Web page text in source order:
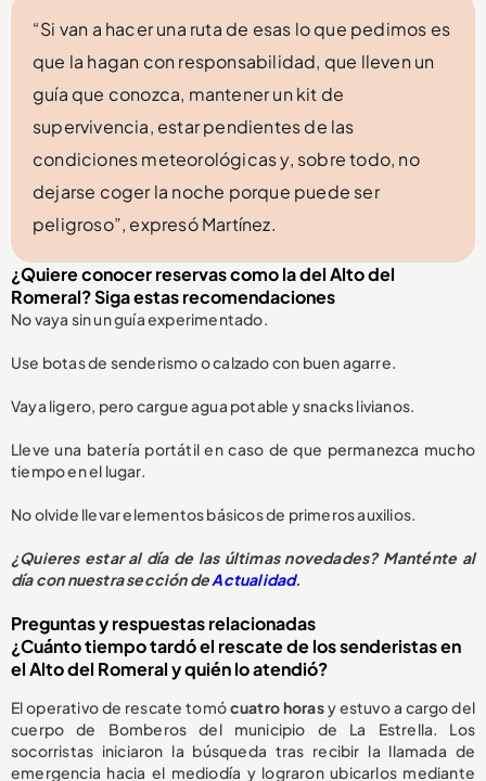
“Si van a hacer una ruta de esas lo que pedimos es
que la hagan con responsabilidad, que lleven un
guía que conozca, mantener un kit de
supervivencia, estar pendientes de las
condiciones meteorológicas y, sobre todo, no
dejarse coger la noche porque puede ser
peligroso”, expresó Martínez.
¿Quiere conocer reservas como la del Alto del
Romeral? Siga estas recomendaciones
No vaya sin un guía experimentado.
Use botas de senderismo o calzado con buen agarre.
Vaya ligero, pero cargue agua potable y snacks livianos.
Lleve una batería portátil en caso de que permanezca mucho
tiempo en el lugar.
No olvide llevar elementos básicos de primeros auxilios.
¿Quieres estar al día de las últimas novedades? Manténte al
día con nuestra sección deActualidad.
Preguntas y respuestas relacionadas
¿Cuánto tiempo tardó el rescate de los senderistas en
el Alto del Romeral y quién lo atendió?
El operativo de rescate tomócuatro horasy estuvo a cargo del
cuerpo de Bomberos del municipio de La Estrella. Los
socorristas iniciaron la búsqueda tras recibir la llamada de
emergencia hacia el mediodía y lograron ubicarlos mediante